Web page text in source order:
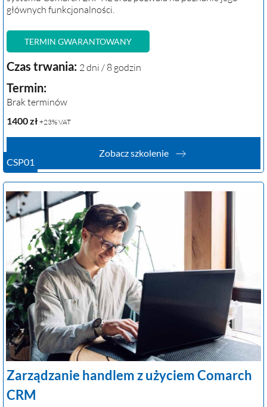
CSP01
głównych funkcjonalności.
TERMIN GWARANTOWANY
Czas trwania: 2 dni / 8 godzin
Termin:
Brak terminów
1400zł +23% VAT
Zobacz szkolenie
Zarządzanie handlem z użyciem Comarch
CRM